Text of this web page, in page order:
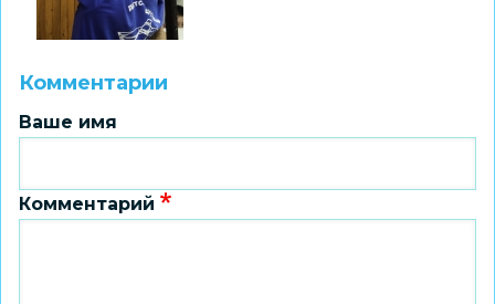
Комментарии
Ваше имя
Комментарий